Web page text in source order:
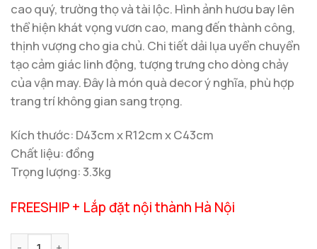
cao quý, trường thọ và tài lộc. Hình ảnh hươu bay lên
thể hiện khát vọng vươn cao, mang đến thành công,
thịnh vượng cho gia chủ. Chi tiết dải lụa uyển chuyển
tạo cảm giác linh động, tượng trưng cho dòng chảy
của vận may. Đây là món quà decor ý nghĩa, phù hợp
trang trí không gian sang trọng.
Kích thước: D43cm x R12cm x C43cm
Chất liệu: đồng
Trọng lượng: 3.3kg
FREESHIP + Lắp đặt nội thành Hà Nội
Tượng Hươu Trắng Thần Vận số lượng